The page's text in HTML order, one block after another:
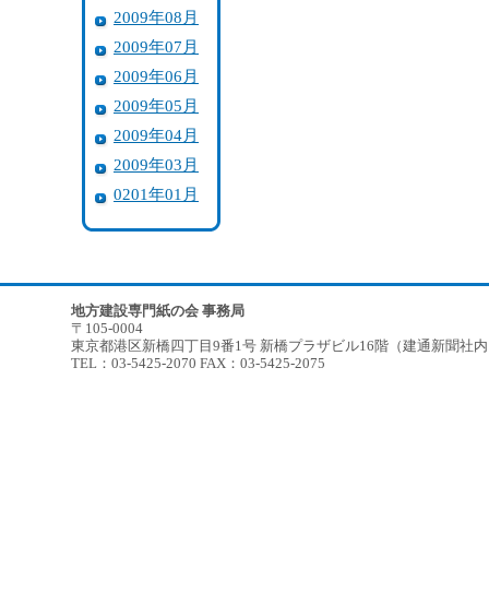
2009年08月
2009年07月
2009年06月
2009年05月
2009年04月
2009年03月
0201年01月
地方建設専門紙の会 事務局
〒105-0004
東京都港区新橋四丁目9番1号 新橋プラザビル16階（建通新聞社
TEL：03-5425-2070 FAX：03-5425-2075